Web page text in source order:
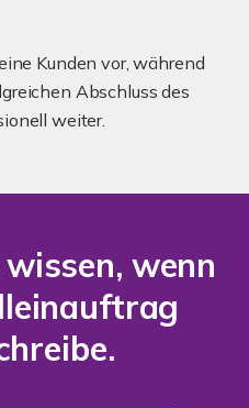
Kunden vor, während
Abschluss des
weiter.
wenn